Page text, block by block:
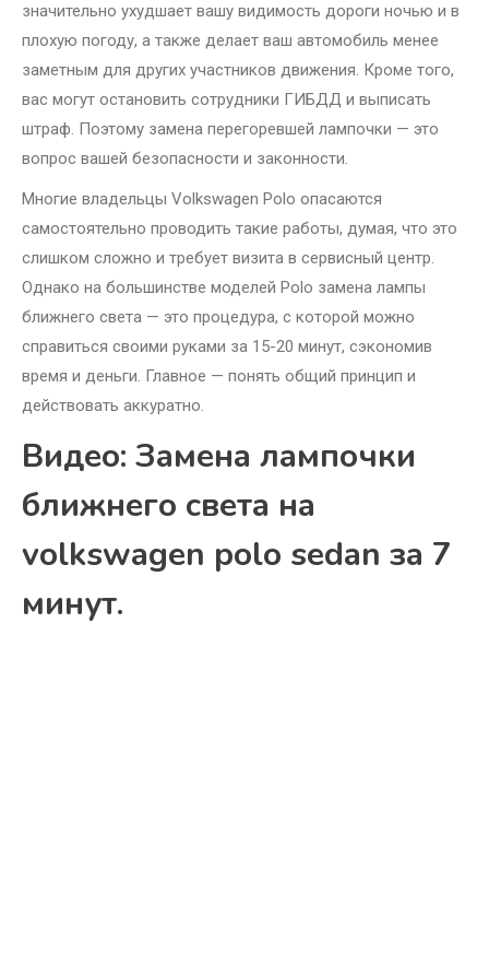
значительно ухудшает вашу видимость дороги ночью и в
плохую погоду, а также делает ваш автомобиль менее
заметным для других участников движения. Кроме того,
вас могут остановить сотрудники ГИБДД и выписать
штраф. Поэтому замена перегоревшей лампочки — это
вопрос вашей безопасности и законности.
Многие владельцы Volkswagen Polo опасаются
самостоятельно проводить такие работы, думая, что это
слишком сложно и требует визита в сервисный центр.
Однако на большинстве моделей Polo замена лампы
ближнего света — это процедура, с которой можно
справиться своими руками за 15-20 минут, сэкономив
время и деньги. Главное — понять общий принцип и
действовать аккуратно.
Видео: Замена лампочки
ближнего света на
volkswagen polo sedan за 7
минут.